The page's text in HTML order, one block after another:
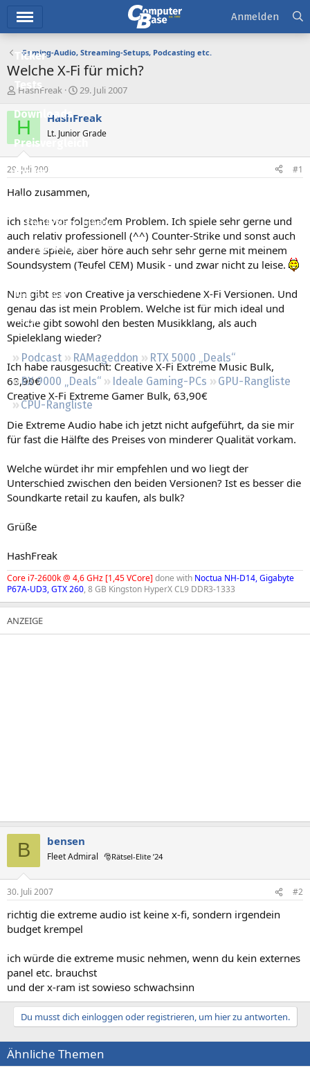
Ticker
Tests
Downloads
Preisvergleich
Forum
Aktuelles
Empfohlene Inhalte
Neue Beiträge
Neueste Aktivitäten
Leserartikel
Regeln
Podcast RAMageddon
RTX 5000 „Deals“
RX 9000 „Deals“
Ideale Gaming-PCs
GPU-Rangliste
CPU-Rangliste
Anmelden
Gaming-Audio, Streaming-Setups, Podcasting etc.
Welche X-Fi für mich?
E
s
t
e
e
r
HashFreak
E
s
e
t
a
29. Juli 2007
H HashFreak
Lt. Junior Grade
29. Juli 2007 #1
Hallo zusammen,
ich stehe vor folgendem Problem. Ich spiele sehr gerne und
auch relativ professionell (^^) Counter-Strike und sonst auch
andere Spiele, aber höre auch sehr sehr gerne mit meinem
Soundsystem (Teufel CEM) Musik - und zwar nicht zu leise.
Nun gibt es von Creative ja verschiedene X-Fi Versionen. Und
genau das ist mein Problem. Welche ist für mich ideal und
welche gibt sowohl den besten Musikklang, als auch
Spieleklang wieder?
Ich habe rausgesucht: Creative X-Fi Extreme Music Bulk,
68,90€
Creative X-Fi Extreme Gamer Bulk, 63,90€
Die Extreme Audio habe ich jetzt nicht aufgeführt, da sie mir
für fast die Hälfte des Preises von minderer Qualität vorkam.
Welche würdet ihr mir empfehlen und wo liegt der
Unterschied zwischen den beiden Versionen? Ist es besser die
Soundkarte retail zu kaufen, als bulk?
Grüße
HashFreak
Core i7-2600k @ 4,6 GHz [1,45 VCore] done with Noctua NH-D14, Gigabyte
P67A-UD3, GTX 260, 8 GB Kingston HyperX CL9 DDR3-1333
B bensen
Fleet Admiral 🎅Rätsel-Elite ’24
30. Juli 2007 #2
richtig die extreme audio ist keine x-fi, sondern irgendein
budget krempel
ich würde die extreme music nehmen, wenn du kein externes
panel etc. brauchst
und der x-ram ist sowieso schwachsinn
Du musst dich einloggen oder registrieren, um hier zu antworten.
Ähnliche Themen